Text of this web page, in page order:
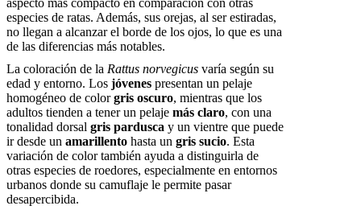
aspecto más compacto en comparación con otras
especies de ratas. Además, sus orejas, al ser estiradas,
no llegan a alcanzar el borde de los ojos, lo que es una
de las diferencias más notables.
La coloración de la Rattus norvegicus varía según su
edad y entorno. Los jóvenes presentan un pelaje
homogéneo de colorgris oscuro, mientras que los
adultos tienden a tener un pelaje más claro, con una
tonalidad dorsal gris pardusca y un vientre que puede
ir desde un amarillento hasta un gris sucio. Esta
variación de color también ayuda a distinguirla de
otras especies de roedores, especialmente en entornos
urbanos donde su camuflaje le permite pasar
desapercibida.